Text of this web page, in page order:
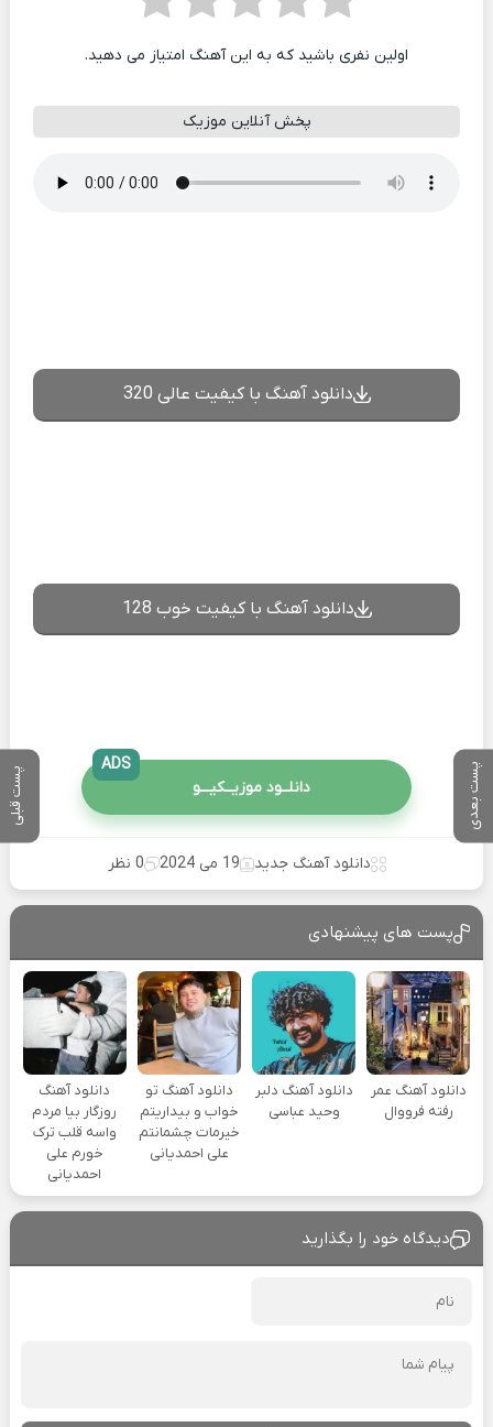
پست بعدی پست قبلی
اولین نفری باشید که به این آهنگ امتیاز می دهید.
پخش آنلاین موزیک
دانلود آهنگ با کیفیت عالی 320
دانلود آهنگ با کیفیت خوب 128
دانلــود موزیــکیـــو
ADS
دانلود آهنگ جدید 19 می 2024 0 نظر
پست های پیشنهادی
دانلود آهنگ عمر
رفته فرووال
دانلود آهنگ دلبر
وحید عباسی
دانلود آهنگ تو
خواب و بیداریتم
خیرمات چشمانتم
علی احمدیانی
دانلود آهنگ
روزگار بیا مردم
واسه قلب ترک
خورم علی
احمدیانی
دیدگاه خود را بگذارید